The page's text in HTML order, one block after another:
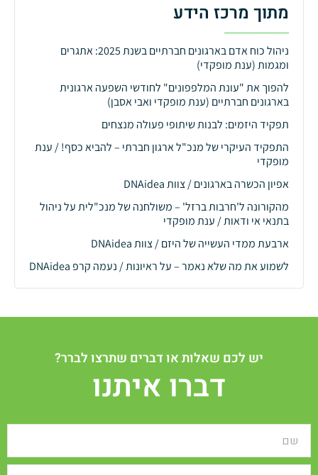
מתוך מרכז הידע
ניהול כוח אדם בארגונים חברתיים בשנת 2025: אתגרים
ומגמות (ענת מופקדי)
להפוך את "עונת המלפפונים" לחודשי השפעה ארגונית
בארגונים חברתיים (ענת מופקדי ואבי אסבן)
תפקיד היזמים: לבנות שיתופי פעולה מנצחים
התפקיד העיקרי של מנכ"ל ארגון חברתי – להביא כסף! / ענת
מופקדי
אפיון הכשרה בארגונים / צוות DNAidea
מהקורונה ל'חרבות ברזל' – משולחנה של מנכ"לית על ניהול
בתנאי אי ודאות / ענת מופקדי
ארבעת ממדי העשייה של היזם / צוות DNAidea
לשמוע את מה שלא נאמר – על ראיונות / נעמה קרפ DNAidea
יש לכם שאלות או דברים שתרצו לברר?
דברו איתנו